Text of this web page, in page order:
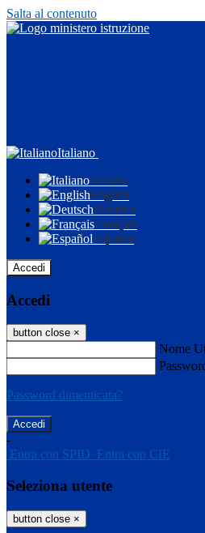
Salta al contenuto
Italiano
Italiano
English
Deutsch
Français
Español
Accedi
Accedi
button close ×
Nome
Password dimenticata?
-
Entra con SPID Entra con CIE
Seleziona utente
button close ×